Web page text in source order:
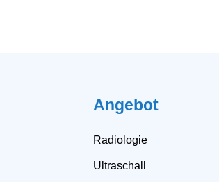
Angebot
Radiologie
Ultraschall